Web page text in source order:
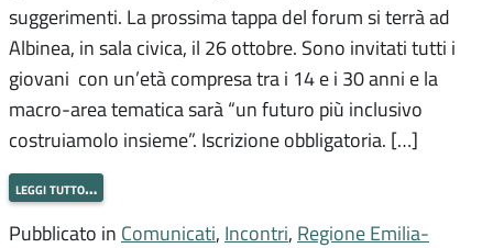
suggerimenti. La prossima tappa del forum si terrà ad
Albinea, in sala civica, il 26 ottobre. Sono invitati tutti i
giovani con un’età compresa tra i 14 e i 30 anni e la
macro-area tematica sarà “un futuro più inclusivo
costruiamolo insieme”. Iscrizione obbligatoria. […]
leggi tutto…
Pubblicato in Comunicati, Incontri, Regione Emilia-